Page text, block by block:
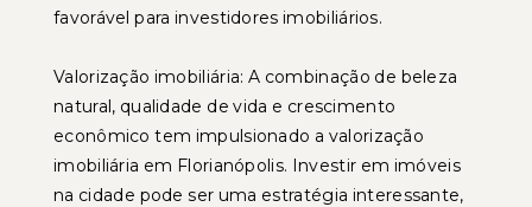
favorável para investidores imobiliários.
Valorização imobiliária: A combinação de beleza
natural, qualidade de vida e crescimento
econômico tem impulsionado a valorização
imobiliária em Florianópolis. Investir em imóveis
na cidade pode ser uma estratégia interessante,